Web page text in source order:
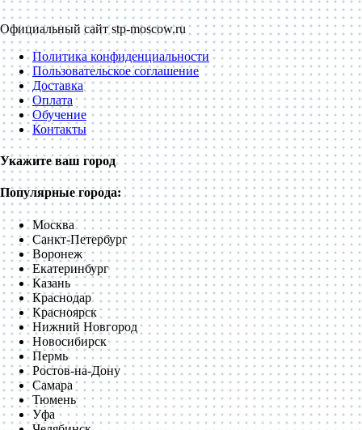
Официальный сайт stp-moscow.ru
Политика конфиденциальности
Пользовательское соглашение
Доставка
Оплата
Обучение
Контакты
Укажите ваш город
Популярные города:
Москва
Санкт-Петербург
Воронеж
Екатеринбург
Казань
Краснодар
Красноярск
Нижний Новгород
Новосибирск
Пермь
Ростов-на-Дону
Самара
Тюмень
Уфа